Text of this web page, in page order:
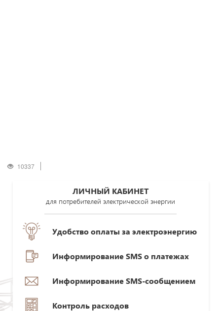
10337
ЛИЧНЫЙ КАБИНЕТ
для потребителей электрической энергии
Удобство оплаты за электроэнергию
Информирование SMS о платежах
Информирование SMS-сообщением
Контроль расходов